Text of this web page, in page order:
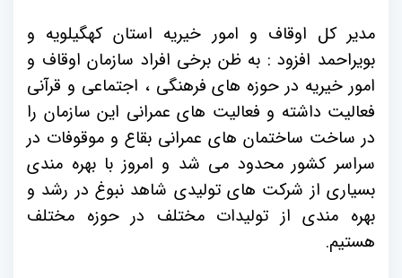
مدیر کل اوقاف و امور خیریه استان کهگیلویه و
بویراحمد افزود : به ظن برخی افراد سازمان اوقاف و
امور خیریه در حوزه های فرهنگی ، اجتماعی و قرآنی
فعالیت داشته و فعالیت های عمرانی این سازمان را
در ساخت ساختمان های عمرانی بقاع و موقوفات در
سراسر کشور محدود می شد و امروز با بهره مندی
بسیاری از شرکت های تولیدی شاهد نبوغ در رشد و
بهره مندی از تولیدات مختلف در حوزه مختلف
هستیم.